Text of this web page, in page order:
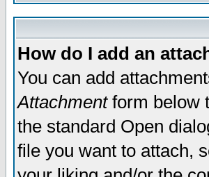
How do I add an
You can add
Attachmentform below
the standard Open
file you want to attach,